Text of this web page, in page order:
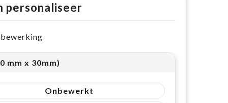
personaliseer
mm x 30mm)
Onbewerkt